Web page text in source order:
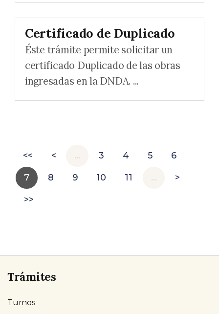
Certificado de Duplicado
Éste trámite permite solicitar un
certificado Duplicado de las obras
ingresadas en la DNDA. ...
<< < … 3 4 5 6
7 8 9 10 11 … >
>>
Trámites
Turnos